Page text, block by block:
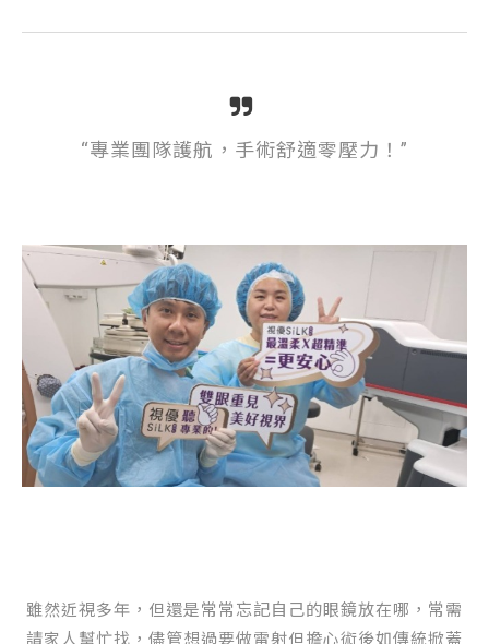
“專業團隊護航，手術舒適零壓力！”
雖然近視多年，但還是常常忘記自己的眼鏡放在哪，常需
請家人幫忙找，儘管想過要做雷射但擔心術後如傳統掀蓋